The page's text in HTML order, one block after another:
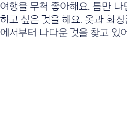
여행을 무척 좋아해요. 틈만 나
하고 싶은 것을 해요. 옷과 화
에서부터 나다운 것을 찾고 있